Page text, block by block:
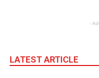
-
LATEST ARTICLE